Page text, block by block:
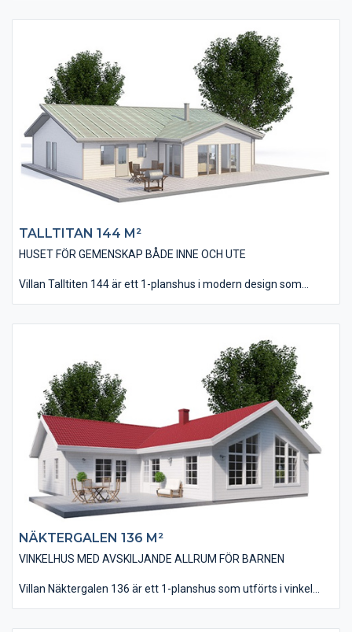
Invändigt innehåller huset alla de rum man skall hitta i ett nytt
hus inkl. 3 st väl tilltagna Sovrum. Se gärna till samspelet mellan
Vardagsrum och Kök/Matplats. Generellt har villan utförs med
stora fönsterpartier som släpper in ljus och bidrar till det
trevliga intryck man får invändigt.
TALLTITAN 144 M²
HUSET FÖR GEMENSKAP BÅDE INNE OCH UTE
Villan Talltiten 144 är ett 1-planshus i modern design som
Invändigt har huset en lagom öppenhet i planlösningen med en
direkt närhet mellan kök/matplats och vardagsrum. I huset
finns tre stycken väl tilltagna sovrum och dessutom ett allrum
som kan användas som TV-rum. Vardagsrummet har ett
ryggåstak, vilket ger rummet en känsla av extrarymd och -
volym.
NÄKTERGALEN 136 M²
VINKELHUS MED AVSKILJANDE ALLRUM FÖR BARNEN
Villan Näktergalen 136 är ett 1-planshus som utförts i vinkel